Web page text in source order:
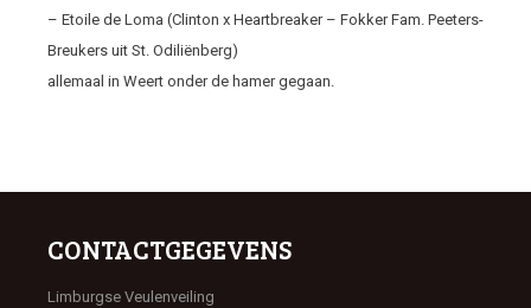
– Etoile de Loma (Clinton x Heartbreaker – Fokker Fam. Peeters-
Breukers uit St. Odiliënberg)
allemaal in Weert onder de hamer gegaan.
CONTACTGEGEVENS
Limburgse Veulenveiling